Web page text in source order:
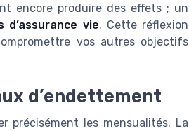
encore produire des effets ; un
vie. Cette réflexion
vos autres objectifs
d’endettement
précisément les mensualités. La